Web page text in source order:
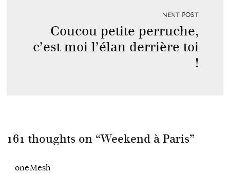
NEXT POST
Coucou petite perruche,
c’est moi l’élan derrière toi
!
161 thoughts on “Weekend à Paris”
oneMesh